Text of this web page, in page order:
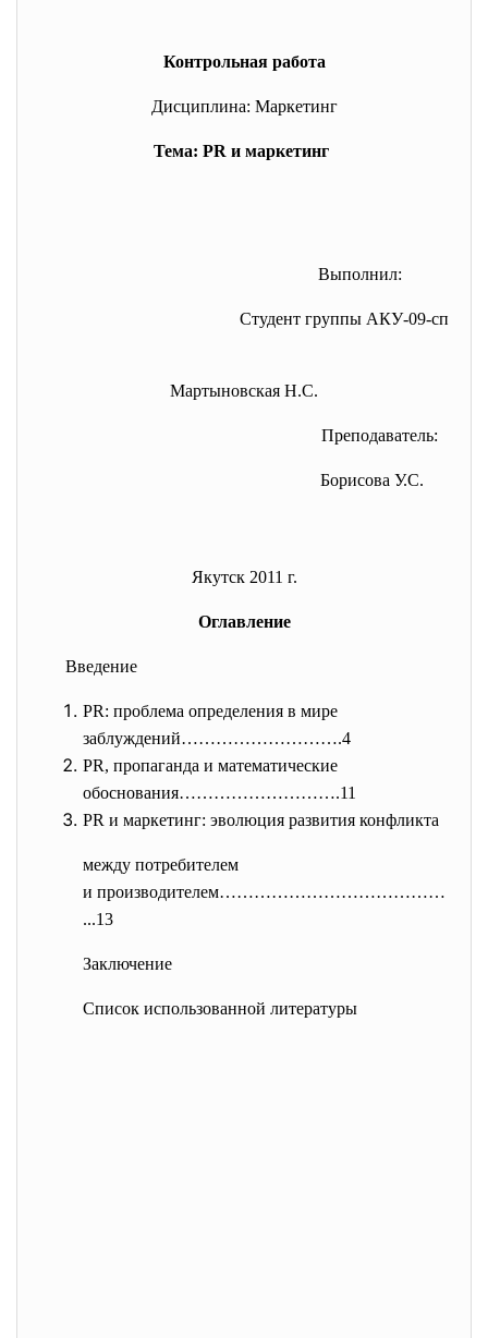
Контрольная работа
Дисциплина: Маркетинг
Тема: PR и маркетинг
Выполнил:
Студент группы АКУ-09-сп
Мартыновская Н.С.
Преподаватель:
Борисова У.С.
Якутск 2011 г.
Оглавление
Введение
PR: проблема определения в мире
заблуждений……………………….4
PR, пропаганда и математические
обоснования……………………….11
PR и маркетинг: эволюция развития конфликта
между потребителем
и производителем…………………………………
...13
Заключение
Список использованной литературы